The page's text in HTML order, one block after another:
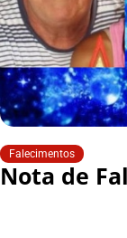
Falecimentos
Nota de